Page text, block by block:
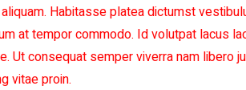
Habitasse platea dictumst
at tempor commodo. Id volutpat lacus
Ut consequat semper viverra nam libero
vitae proin.